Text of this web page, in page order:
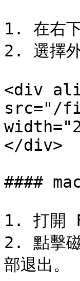
1. 在右
2. 選擇
<div
src="/
</div>
####
1. 打開
2. 點擊磁
部退出。